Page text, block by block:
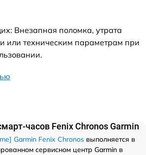
Внезапная поломка, утрата
или техническим параметрам при
часов Fenix Chronos Garmin
Garmin Fenix Chronos выполняется в
сервисном центр Garmin в